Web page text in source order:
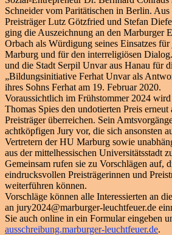
Schneider vom Paritätischen in Berlin.
Preisträger Lutz Götzfried und Stefan
ging die Auszeichnung an den Marburger
Orbach als Würdigung seines Einsatzes
Marburg und für den interreligiösen
und die Stadt Serpil Unvar aus Hanau für
„Bildungsinitiative Ferhat Unvar als
ihres Sohns Ferhat am 19. Februar 2020.
Voraussichtlich im Frühstommer 2024
Thomas Spies den undotierten Preis erneut
Preisträger überreichen. Sein
achtköpfigen Jury vor, die sich ansonsten
Vertretern der HU Marburg sowie
aus der mittelhessischen Universitätsstadt
Gemeinsam rufen sie zu Vorschlägen auf,
eindrucksvollen Preisträgerinnen und
weiterführen können.
Vorschläge können alle Interessierten an
an jury2024@marburger-leuchtfeuer.de
Sie auch online in ein Formular eingeben
ausschreibung.marburger-leuchtfeuer.de.